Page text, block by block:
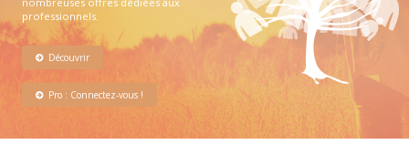
professionnels.
Découvrir
Pro : Connectez-vous !